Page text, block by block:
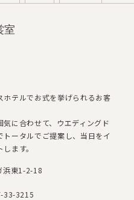
室
テルでお式を挙げられるお客
に合わせて、ウエディングド
ータルでご提案し、当日をイ
ます。
浜東1-2-18
33-3215